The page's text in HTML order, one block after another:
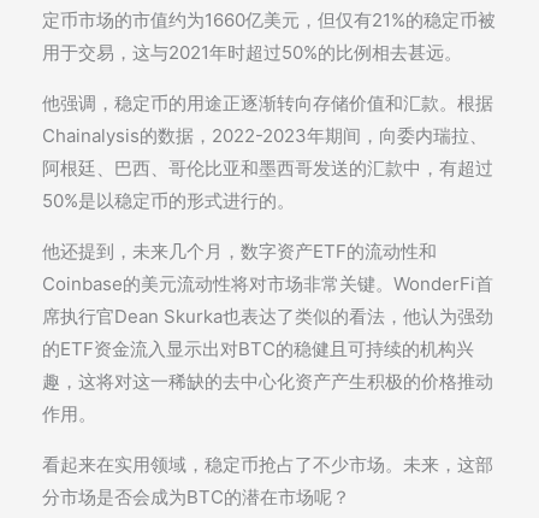
定币市场的市值约为1660亿美元，但仅有21%的稳定币被
用于交易，这与2021年时超过50%的比例相去甚远。
他强调，稳定币的用途正逐渐转向存储价值和汇款。根据
Chainalysis的数据，2022-2023年期间，向委内瑞拉、
阿根廷、巴西、哥伦比亚和墨西哥发送的汇款中，有超过
50%是以稳定币的形式进行的。
他还提到，未来几个月，数字资产ETF的流动性和
Coinbase的美元流动性将对市场非常关键。WonderFi首
席执行官Dean Skurka也表达了类似的看法，他认为强劲
的ETF资金流入显示出对BTC的稳健且可持续的机构兴
趣，这将对这一稀缺的去中心化资产产生积极的价格推动
作用。
看起来在实用领域，稳定币抢占了不少市场。未来，这部
分市场是否会成为BTC的潜在市场呢？